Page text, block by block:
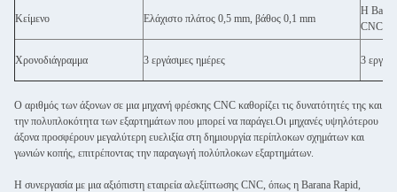
Κείμενο Ελάχιστο πλάτος 0,5 mm, βάθος 0,1 mm
Η
CNC
Χρονοδιάγραμμα 3 εργάσιμες ημέρες 3
Ο αριθμός των άξονων σε μια μηχανή φρέσκης CNC καθορίζει τις δυνατότητές της και
την πολυπλοκότητα των εξαρτημάτων που μπορεί να παράγει.Οι μηχανές υψηλότερου
άξονα προσφέρουν μεγαλύτερη ευελιξία στη δημιουργία περίπλοκων σχημάτων και
γωνιών κοπής, επιτρέποντας την παραγωγή πολύπλοκων εξαρτημάτων.
Η συνεργασία με μια αξιόπιστη εταιρεία αλεξίπτωσης CNC, όπως η Barana Rapid,